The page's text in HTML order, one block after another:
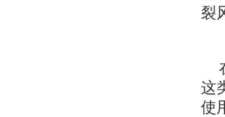
裂
这
使